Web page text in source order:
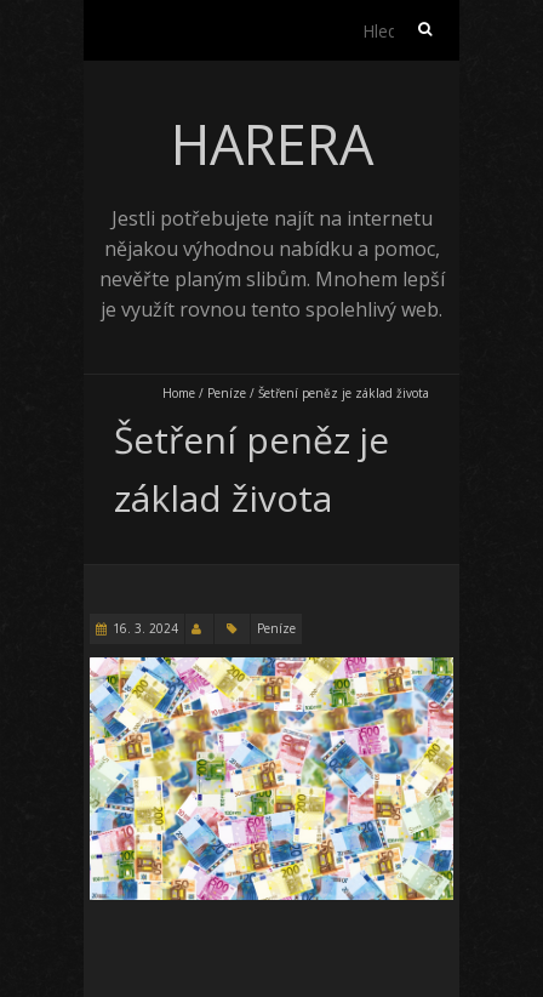
Vyhledávání
HARERA
Jestli potřebujete najít na internetu
nějakou výhodnou nabídku a pomoc,
nevěřte planým slibům. Mnohem lepší
je využít rovnou tento spolehlivý web.
Home / Peníze / Šetření peněz je základ života
Šetření peněz je
základ života
16. 3. 2024 Peníze